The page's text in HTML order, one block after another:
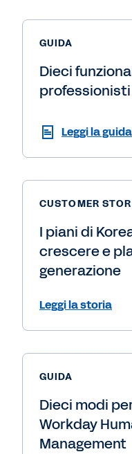
GUIDA
Dieci
professionisti
Leggi la guida
CUSTOMER
I piani di
crescere e
generazione
Leggi la storia
GUIDA
Dieci modi
Workday
Management